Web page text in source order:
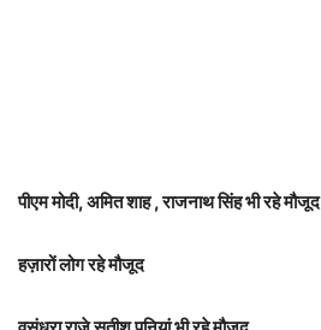
पीएम मोदी, अमित शाह , राजनाथ सिंह भी रहे मौजूद
हज़ारों लोग रहे मौजूद